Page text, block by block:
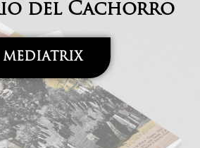
del Cachorro
MEDIATRIX